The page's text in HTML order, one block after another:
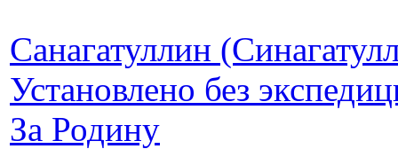
Санагатуллин
Установлено без
За Родину